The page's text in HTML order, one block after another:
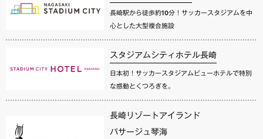
長崎駅から徒歩約10分！サッカースタジアムを中
心とした大型複合施設
スタジアムシティホテル長崎
日本初！サッカースタジアムビューホテルで特別
な感動とくつろぎを。
長崎リゾートアイランド
パサージュ琴海